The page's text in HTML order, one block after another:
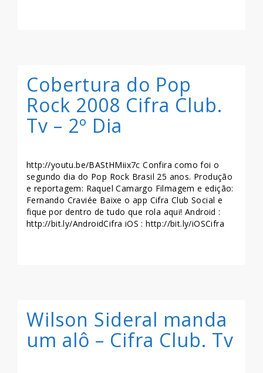
Cobertura do Pop
Rock 2008 Cifra Club.
Tv – 2º Dia
http://youtu.be/BAStHMiix7c Confira como foi o
segundo dia do Pop Rock Brasil 25 anos. Produção
e reportagem: Raquel Camargo Filmagem e edição:
Fernando Craviée Baixe o app Cifra Club Social e
fique por dentro de tudo que rola aqui! Android :
http://bit.ly/AndroidCifra iOS : http://bit.ly/iOSCifra
Wilson Sideral manda
um alô – Cifra Club. Tv